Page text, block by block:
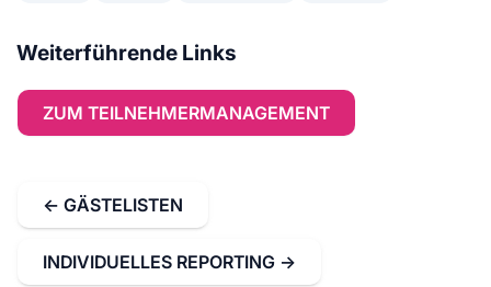
Weiterführende Links
ZUM TEILNEHMERMANAGEMENT
← GÄSTELISTEN
INDIVIDUELLES REPORTING →